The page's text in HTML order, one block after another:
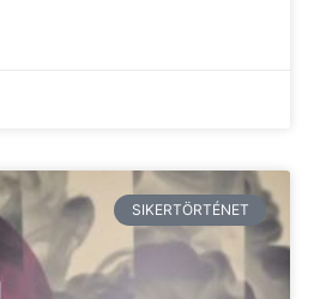
SIKERTÖRTÉNET